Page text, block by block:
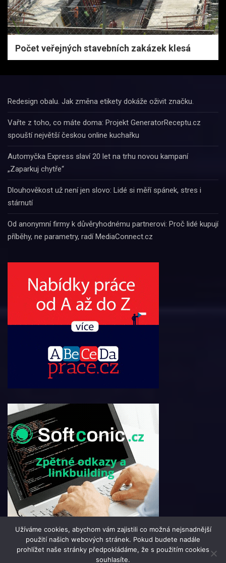
Počet veřejných stavebních zakázek klesá
Redesign obalu. Jak změna etikety dokáže oživit značku.
Vařte z toho, co máte doma: Projekt GeneratorReceptu.cz
spouští největší českou online kuchařku
Automyčka Express slaví 20 let na trhu novou kampaní
„Zaparkuj chytře“
Dlouhověkost už není jen slovo: Lidé si měří spánek, stres i
stárnutí
Od anonymní firmy k důvěryhodnému partnerovi: Proč lidé kupují
příběhy, ne parametry, radí MediaConnect.cz
Užíváme cookies, abychom vám zajistili co možná nejsnadnější
použití našich webových stránek. Pokud budete nadále
prohlížet naše stránky předpokládáme, že s použitím cookies
souhlasíte.